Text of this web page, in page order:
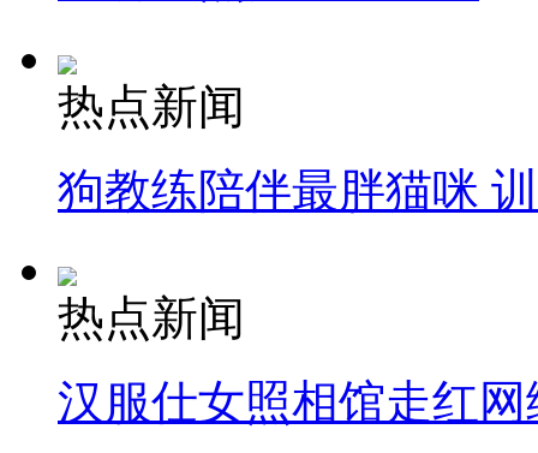
热点新闻
狗教练陪伴最胖猫咪
热点新闻
汉服仕女照相馆走红网